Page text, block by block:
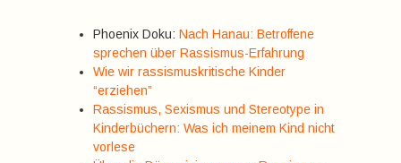
Phoenix Doku: Nach Hanau: Betroffene
sprechen über Rassismus-Erfahrung
Wie wir rassismuskritische Kinder
“erziehen”
Rassismus, Sexismus und Stereotype in
Kinderbüchern: Was ich meinem Kind nicht
vorlese